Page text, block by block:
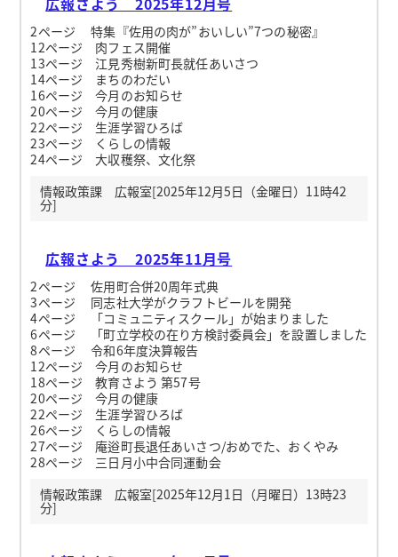
2ページ 特集『佐用の肉が”おいしい”7つの秘密』
12ページ 肉フェス開催
13ページ 江見秀樹新町長就任あいさつ
14ページ まちのわだい
16ページ 今月のお知らせ
20ページ 今月の健康
22ページ 生涯学習ひろば
23ページ くらしの情報
24ページ 大収穫祭、文化祭
情報政策課 広報室[2025年12月5日（金曜日）11時42
分]
広報さよう 2025年11月号
2ページ 佐用町合併20周年式典
3ページ 同志社大学がクラフトビールを開発
4ページ 「コミュニティスクール」が始まりました
6ページ 「町立学校の在り方検討委員会」を設置しました
8ページ 令和6年度決算報告
12ページ 今月のお知らせ
18ページ 教育さよう 第57号
20ページ 今月の健康
22ページ 生涯学習ひろば
26ページ くらしの情報
27ページ 庵逧町長退任あいさつ/おめでた、おくやみ
28ページ 三日月小中合同運動会
情報政策課 広報室[2025年12月1日（月曜日）13時23
分]